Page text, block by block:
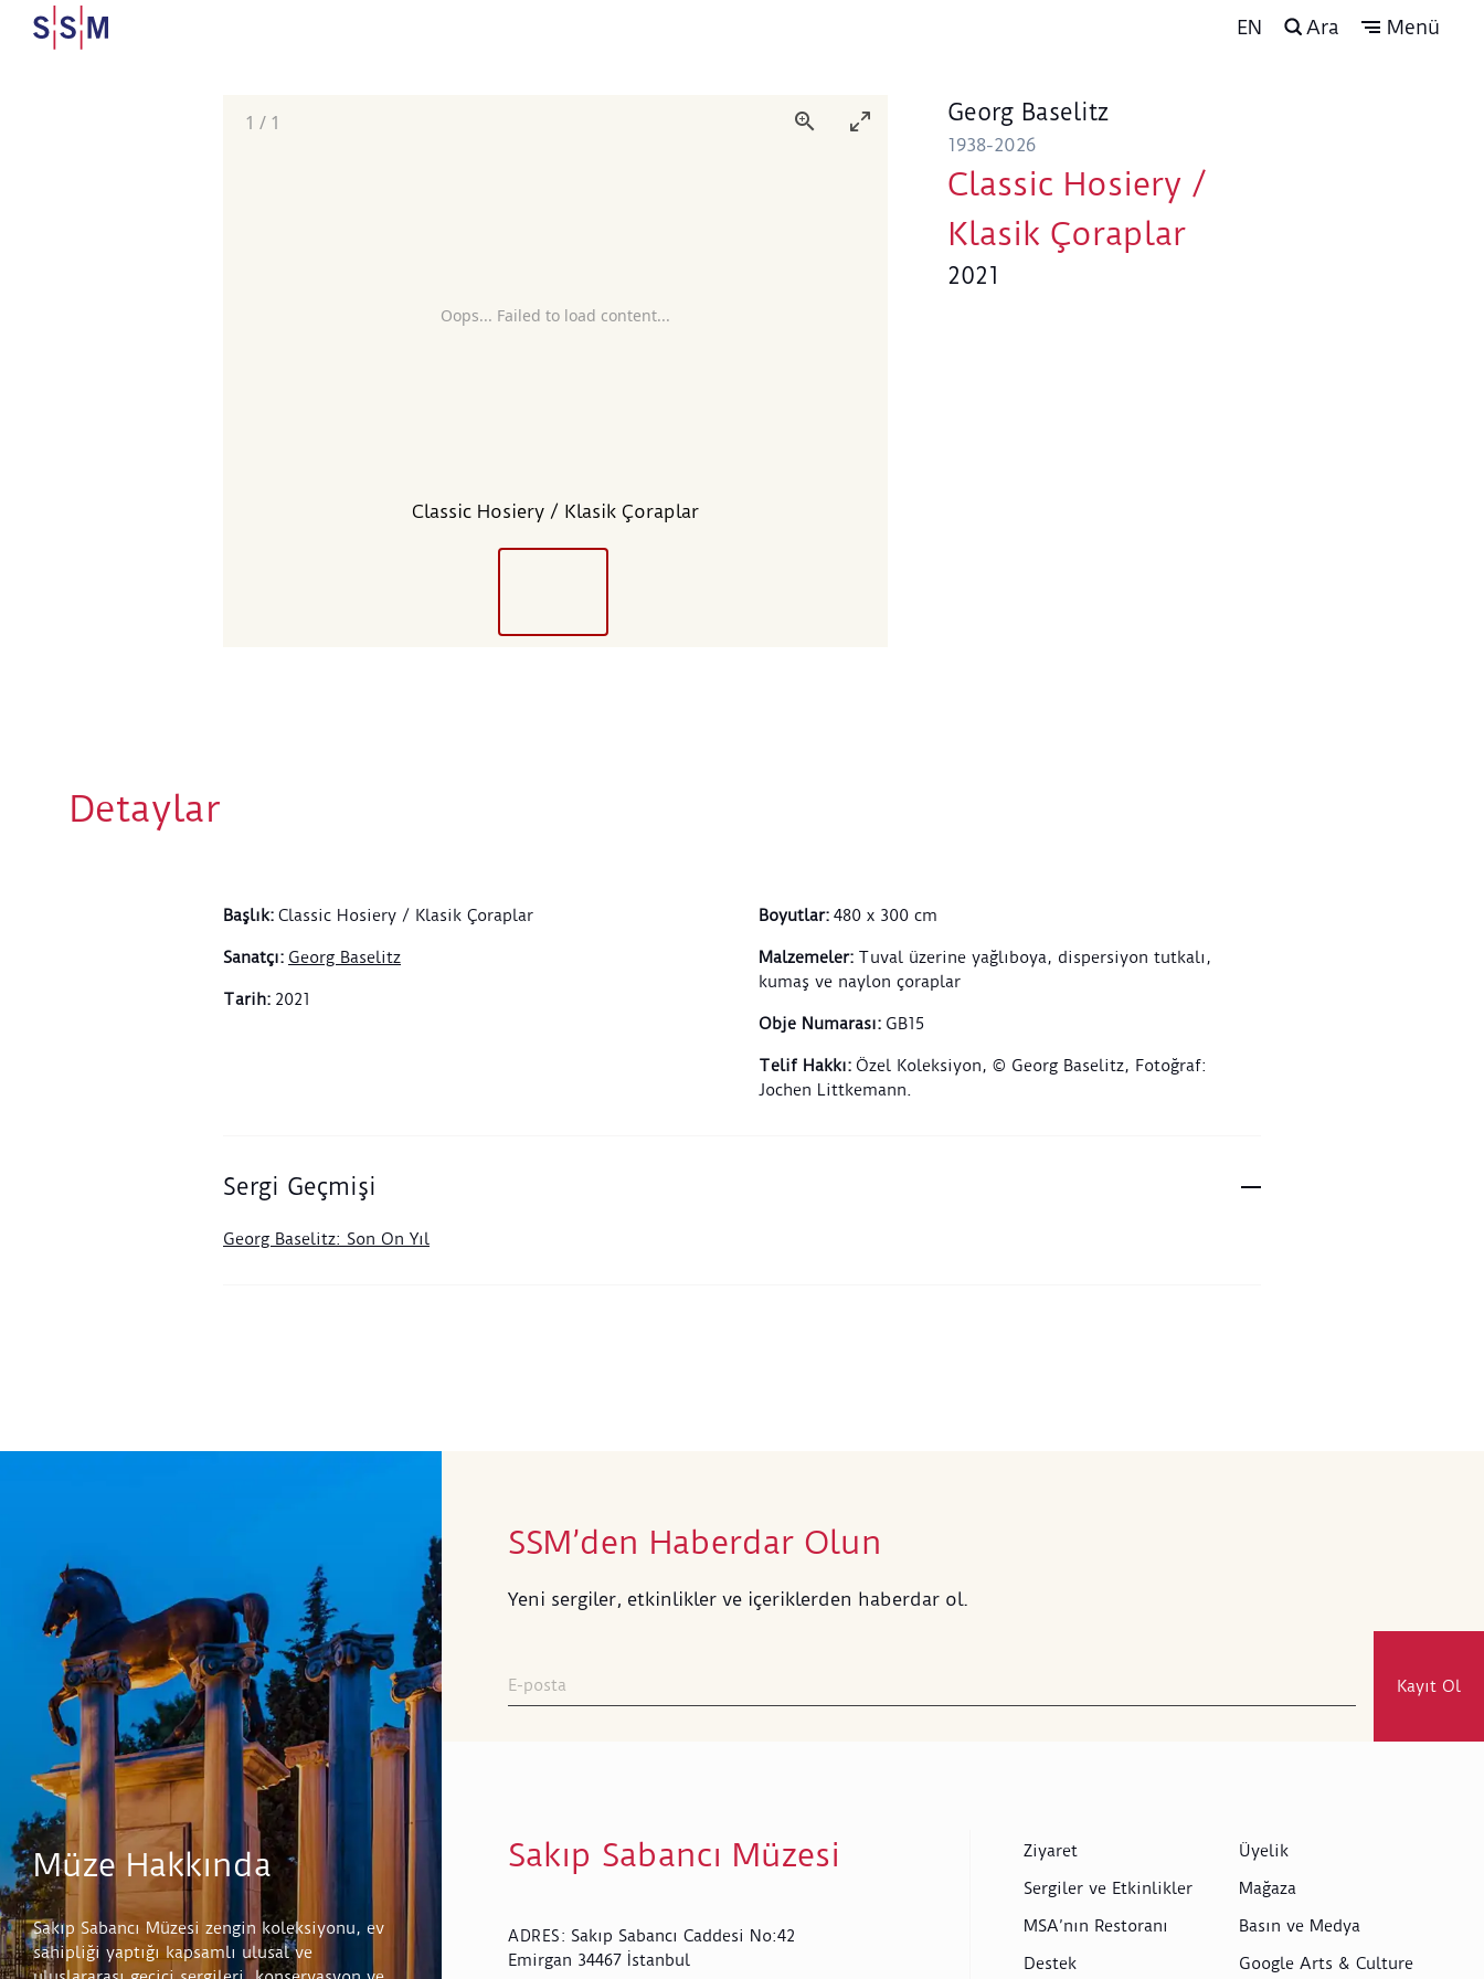
EN Ara Menü
Oops... Failed to load content...
1 / 1
Classic Hosiery / Klasik Çoraplar
Georg Baselitz
1938-2026
Classic Hosiery /
Klasik Çoraplar
2021
Detaylar
Başlık: Classic Hosiery / Klasik Çoraplar
Sanatçı: Georg Baselitz
Tarih: 2021
Boyutlar: 480 x 300 cm
Malzemeler: Tuval üzerine yağlıboya, dispersiyon tutkalı,
kumaş ve naylon çoraplar
Obje Numarası: GB15
Telif Hakkı: Özel Koleksiyon, © Georg Baselitz, Fotoğraf:
Jochen Littkemann.
Sergi Geçmişi
Georg Baselitz: Son On Yıl
Müze Hakkında
Sakıp Sabancı Müzesi zengin koleksiyonu, ev
sahipliği yaptığı kapsamlı ulusal ve
SSM’den Haberdar Olun
Yeni sergiler, etkinlikler ve içeriklerden haberdar ol.
Kayıt Ol
Sakıp Sabancı Müzesi
ADRES: Sakıp Sabancı Caddesi No:42
Emirgan 34467 İstanbul
Ziyaret
Sergiler ve Etkinlikler
MSA’nın Restoranı
Destek
Üyelik
Mağaza
Basın ve Medya
Google Arts & Culture